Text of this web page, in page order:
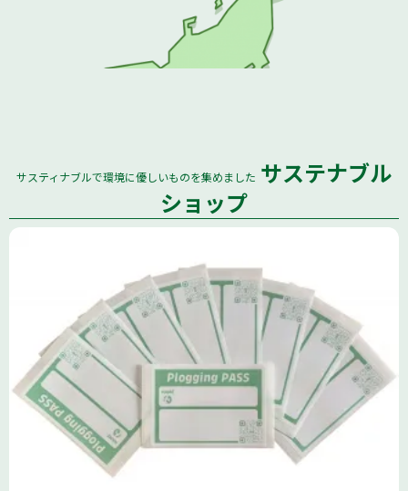
サスティナブルで環境に優しいものを集めました サステナブル
ショップ